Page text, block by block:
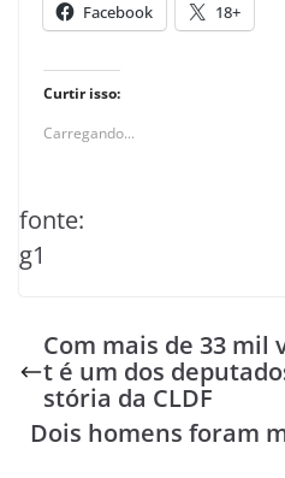
Facebook 18+
Curtir isso:
Carregando...
fonte:
g1
Com mais de 33 mil
t é um dos
stória da CLDF
Dois homens foram